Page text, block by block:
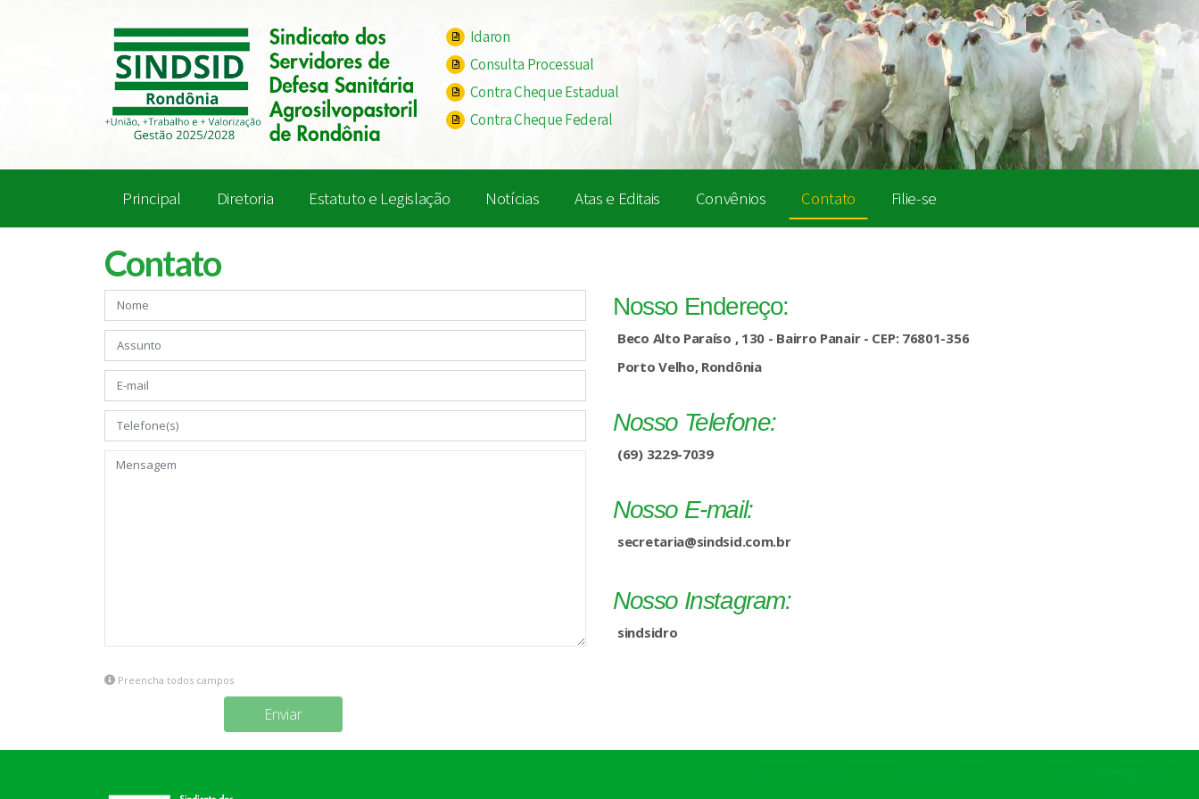
Idaron
Consulta Processual
Contra Cheque Estadual
Contra Cheque Federal
Principal Diretoria Estatuto e Legislação Notícias Atas e Editais Convênios Contato Filie-se
Contato
Preencha todos campos
Nosso Endereço:
Beco Alto Paraíso , 130 - Bairro Panair - CEP: 76801-356
Porto Velho, Rondônia
Nosso Telefone:
(69) 3229-7039
Nosso E-mail:
secretaria@sindsid.com.br
Nosso Instagram:
sindsidro